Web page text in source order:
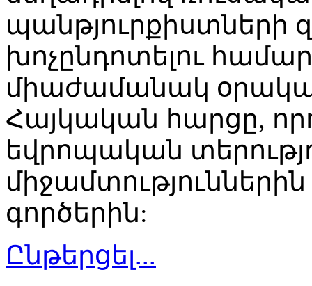
պանթյուրքիստների
խոչընդոտելու
միաժամանակ
Հայկական հարցը,
եվրոպական
գործերին:
Ընթերցել...